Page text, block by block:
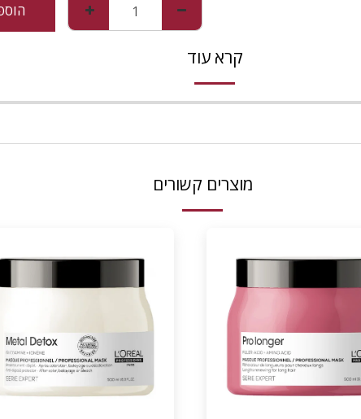
קרא עוד
מוצרים קשורים